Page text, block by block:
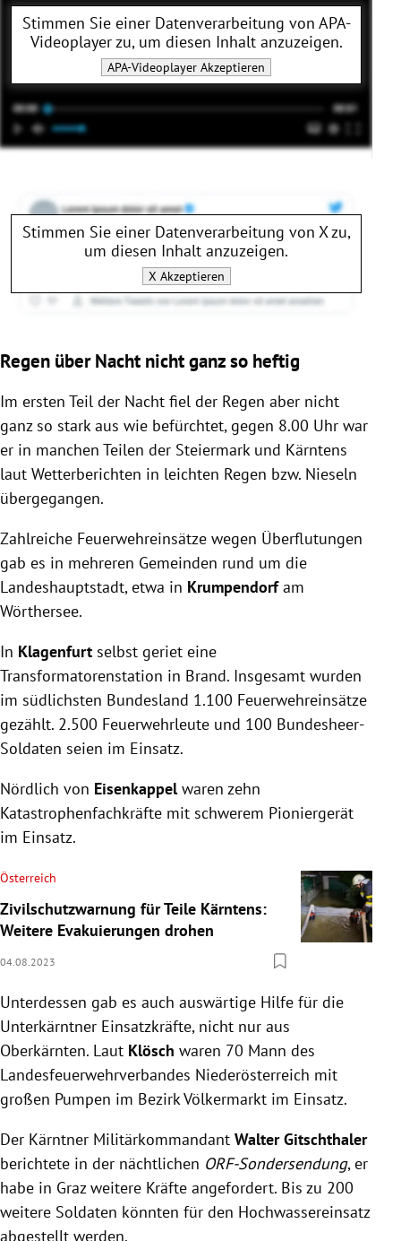
Stimmen Sie einer Datenverarbeitung von APA-
Videoplayerzu, um diesen Inhalt anzuzeigen.
APA-Videoplayer Akzeptieren
Stimmen Sie einer Datenverarbeitung von Xzu,
um diesen Inhalt anzuzeigen.
X Akzeptieren
Regen über Nacht nicht ganz so heftig
Im ersten Teil der Nacht fiel der Regen aber nicht
ganz so stark aus wie befürchtet, gegen 8.00 Uhr war
er in manchen Teilen der Steiermark und Kärntens
laut Wetterberichten in leichten Regen bzw. Nieseln
übergegangen.
Zahlreiche Feuerwehreinsätze wegen Überflutungen
gab es in mehreren Gemeinden rund um die
Landeshauptstadt, etwa in Krumpendorfam
Wörthersee.
In Klagenfurt selbst geriet eine
Transformatorenstation in Brand. Insgesamt wurden
im südlichsten Bundesland 1.100 Feuerwehreinsätze
gezählt. 2.500 Feuerwehrleute und 100 Bundesheer-
Soldaten seien im Einsatz.
Nördlich von Eisenkappelwaren zehn
Katastrophenfachkräfte mit schwerem Pioniergerät
im Einsatz.
Österreich
Zivilschutzwarnung für Teile Kärntens:
Weitere Evakuierungen drohen
04.08.2023
Unterdessen gab es auch auswärtige Hilfe für die
Unterkärntner Einsatzkräfte, nicht nur aus
Oberkärnten. Laut Klösch waren 70 Mann des
Landesfeuerwehrverbandes Niederösterreich mit
großen Pumpen im Bezirk Völkermarkt im Einsatz.
Der Kärntner Militärkommandant Walter Gitschthaler
berichtete in der nächtlichen ORF-Sondersendung, er
habe in Graz weitere Kräfte angefordert. Bis zu 200
weitere Soldaten könnten für den Hochwassereinsatz
abgestellt werden.